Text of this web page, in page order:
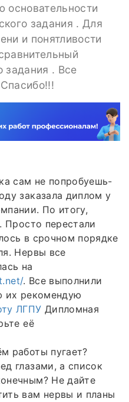
основательности
задания . Для
и понятливости
задания . Все
сам не попробуешь-
заказала диплом у
По итогу,
Просто перестали
в срочном порядке
Нервы все
на
. Все выполнили
их рекомендую
ЛГПУ Дипломная
её
работы пугает?
глазами, а список
Не дайте
вам нервы и планы